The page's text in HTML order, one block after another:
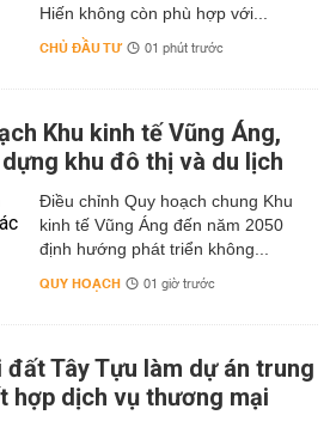
Hiến không còn phù hợp với...
CHỦ ĐẦU TƯ 01 phút trước
Khu kinh tế Vũng Áng,
khu đô thị và du lịch
Điều chỉnh Quy hoạch chung Khu
kinh tế Vũng Áng đến năm 2050
định hướng phát triển không...
QUY HOẠCH 01 giờ trước
đất Tây Tựu làm dự án trung
hợp dịch vụ thương mại